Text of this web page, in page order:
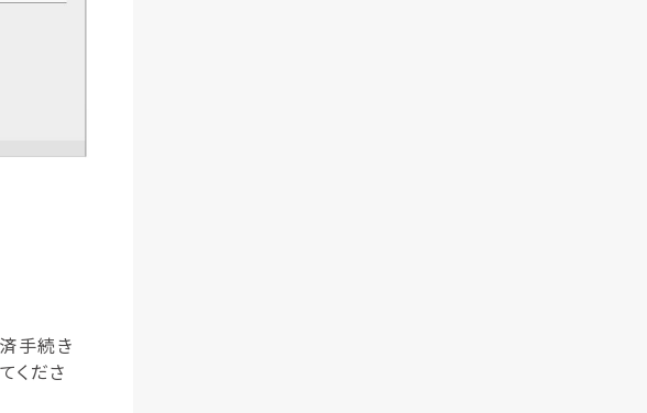
手続き
くださ